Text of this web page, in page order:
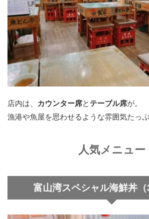
店内は、 カウンター席と テーブル席が。
漁港や魚屋を思わせるような雰囲気たっ
人気メニュー
富山湾スペシャル海鮮丼（